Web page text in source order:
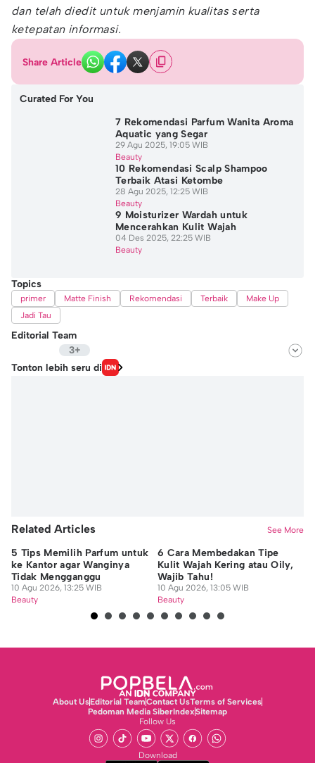
dan telah diedit untuk menjamin kualitas serta
ketepatan informasi.
Share Article
Curated For You
7 Rekomendasi Parfum Wanita Aroma
Aquatic yang Segar
29 Agu 2025, 19:05 WIB
Beauty
10 Rekomendasi Scalp Shampoo
Terbaik Atasi Ketombe
28 Agu 2025, 12:25 WIB
Beauty
9 Moisturizer Wardah untuk
Mencerahkan Kulit Wajah
04 Des 2025, 22:25 WIB
Beauty
Topics
primer Matte Finish Rekomendasi Terbaik
Make Up
Jadi Tau
Editorial Team
3+
Editor
Hidayat Taufik
Tonton lebih seru di
Related Articles See More
5 Tips Memilih Parfum untuk
ke Kantor agar Wanginya
Tidak Mengganggu
10 Agu 2026, 13:25 WIB
Beauty
6 Cara Membedakan Tipe
Kulit Wajah Kering atau Oily,
Wajib Tahu!
10 Agu 2026, 13:05 WIB
Beauty
About UsEditorial TeamContact UsTerms of Services
Pedoman Media SiberIndexSitemap
Follow Us
Download